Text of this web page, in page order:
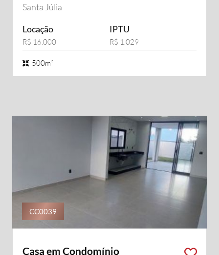
Santa Júlia
Locação
R$ 16.000
IPTU
R$ 1.029
500m²
CC0039
Casa em Condomínio